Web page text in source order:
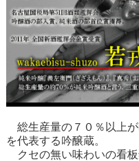
総生産量の７０％以上
を代表する吟醸蔵。
クセの無い味わいの看板